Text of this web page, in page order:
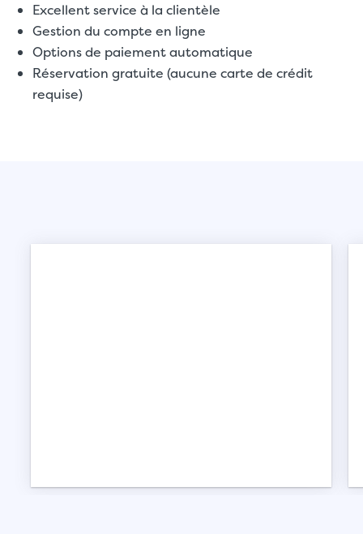
Excellent service à la clientèle
Gestion du compte en ligne
Options de paiement automatique
Réservation gratuite (aucune carte de crédit
requise)